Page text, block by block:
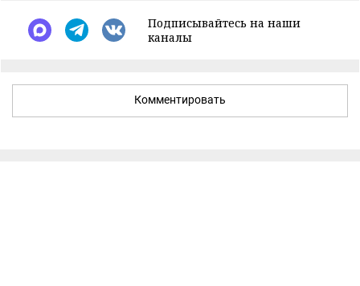
Подписывайтесь на наши
каналы
Комментировать